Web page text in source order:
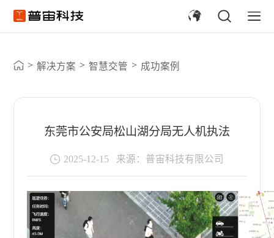
> 解决方案 > 智慧交管 > 成功案例
东莞市公安局松山湖分局无人机执法
2025-12-15 来源：普宙科技有限公司